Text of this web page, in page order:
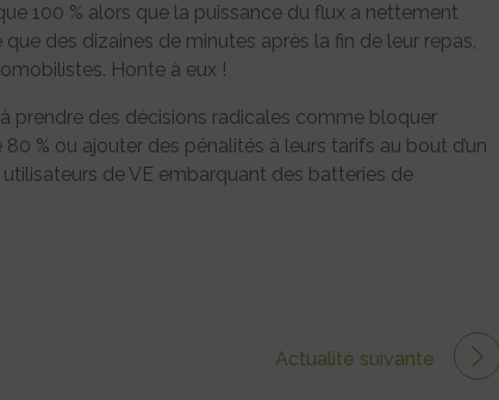
100 % alors que la puissance du flux a nettement
des dizaines de minutes après la fin de leur repas,
Honte à eux !
prendre des décisions radicales comme bloquer
% ou ajouter des pénalités à leurs tarifs au bout d’un
de VE embarquant des batteries de
Actualité suivante